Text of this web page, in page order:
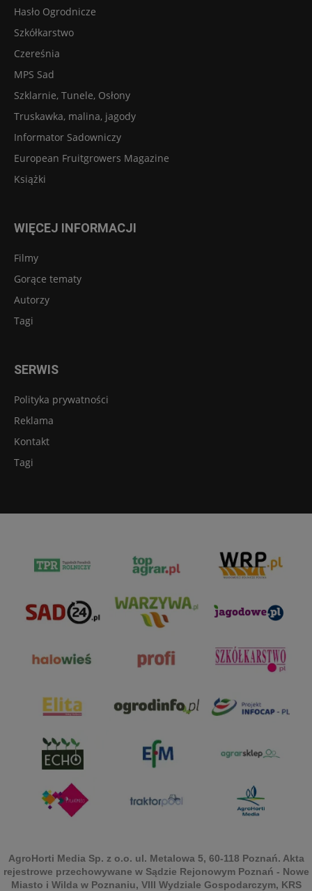
Hasło Ogrodnicze
Szkółkarstwo
Czereśnia
MPS Sad
Szklarnie, Tunele, Osłony
Truskawka, malina, jagody
Informator Sadowniczy
European Fruitgrowers Magazine
Książki
WIĘCEJ INFORMACJI
Filmy
Gorące tematy
Autorzy
Tagi
SERWIS
Polityka prywatności
Reklama
Kontakt
Tagi
AgroHorti Media Sp. z o.o. ul. Metalowa 5, 60-118 Poznań. Akta
rejestrowe przechowywane w Sądzie Rejonowym Poznań - Nowe
Miasto i Wilda w Poznaniu, VIII Wydziale Gospodarczym, KRS